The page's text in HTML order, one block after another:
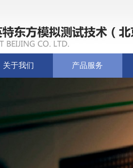
关于我们 产品服务